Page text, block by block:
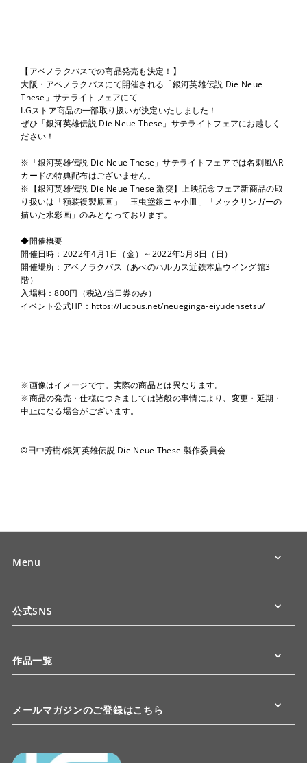
【アベノラクバスでの商品発売も決定！】
大阪・アベノラクバスにて開催される「銀河英雄伝説 Die Neue
These」サテライトフェアにて
I.Gストア商品の一部取り扱いが決定いたしました！
ぜひ「銀河英雄伝説 Die Neue These」サテライトフェアにお越しく
ださい！
※「銀河英雄伝説 Die Neue These」サテライトフェアでは名刺風AR
カードの特典配布はございません。
※【銀河英雄伝説 Die Neue These 激突】上映記念フェア新商品の取
り扱いは「額装複製原画」「玉虫塗銀ニャ小皿」「メックリンガーの
描いた水彩画」のみとなっております。
◆開催概要
開催日時：2022年4月1日（金）～2022年5月8日（日）
開催場所：アベノラクバス（あべのハルカス近鉄本店ウイング館3
階）
入場料：800円（税込/当⽇券のみ）
イベント公式HP： https://lucbus.net/neueginga-eiyudensetsu/
※画像はイメージです。実際の商品とは異なります。
※商品の発売・仕様につきましては諸般の事情により、変更・延期・
中止になる場合がございます。
©田中芳樹/銀河英雄伝説 Die Neue These 製作委員会
Menu
公式SNS
作品一覧
メールマガジンのご登録はこちら